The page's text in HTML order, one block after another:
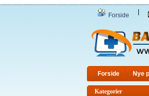
Forside
Forside Nye
Kategorier